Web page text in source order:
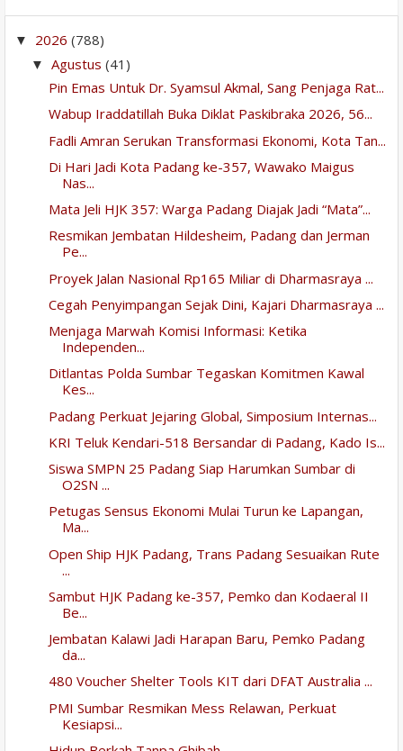
▼ 2026 (788)
▼ Agustus (41)
Pin Emas Untuk Dr. Syamsul Akmal, Sang Penjaga Rat...
Wabup Iraddatillah Buka Diklat Paskibraka 2026, 56...
Fadli Amran Serukan Transformasi Ekonomi, Kota Tan...
Di Hari Jadi Kota Padang ke-357, Wawako Maigus
Nas...
Mata Jeli HJK 357: Warga Padang Diajak Jadi “Mata”...
Resmikan Jembatan Hildesheim, Padang dan Jerman
Pe...
Proyek Jalan Nasional Rp165 Miliar di Dharmasraya ...
Cegah Penyimpangan Sejak Dini, Kajari Dharmasraya ...
Menjaga Marwah Komisi Informasi: Ketika
Independen...
Ditlantas Polda Sumbar Tegaskan Komitmen Kawal
Kes...
Padang Perkuat Jejaring Global, Simposium Internas...
KRI Teluk Kendari-518 Bersandar di Padang, Kado Is...
Siswa SMPN 25 Padang Siap Harumkan Sumbar di
O2SN ...
Petugas Sensus Ekonomi Mulai Turun ke Lapangan,
Ma...
Open Ship HJK Padang, Trans Padang Sesuaikan Rute
...
Sambut HJK Padang ke-357, Pemko dan Kodaeral II
Be...
Jembatan Kalawi Jadi Harapan Baru, Pemko Padang
da...
480 Voucher Shelter Tools KIT dari DFAT Australia ...
PMI Sumbar Resmikan Mess Relawan, Perkuat
Kesiapsi...